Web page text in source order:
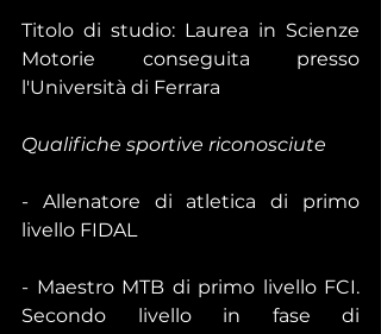
Titolo di studio: Laurea in Scienze
Motorie conseguita presso
l'Università di Ferrara
Qualifiche sportive riconosciute
- Allenatore di atletica di primo
livello FIDAL
- Maestro MTB di primo livello FCI.
Secondo livello in fase di